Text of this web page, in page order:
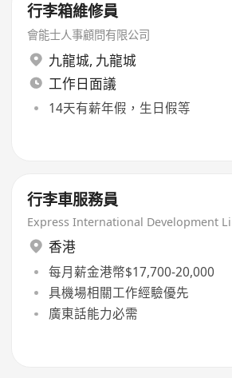
行李箱維修員
會能士人事顧問有限公司
九龍城, 九龍城
工作日面議
14天有薪年假，生日假等
行李車服務員
Express International Development
香港
每月薪金港幣$17,700-20,000
具機場相關工作經驗優先
廣東話能力必需